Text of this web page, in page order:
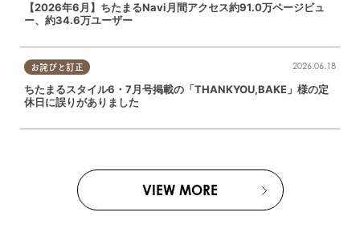
【2026年6月】ちたまるNavi月間アクセス約91.0万ページビュ
ー、約34.6万ユーザー
お詫びと訂正 2026.06.18
ちたまるスタイル6・7月号掲載の「THANKYOU,BAKE」様の定
休日に誤りがありました
VIEW MORE